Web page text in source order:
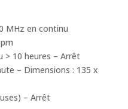
MHz en continu
> 10 heures – Arrêt
– Dimensions : 135 x
– Arrêt